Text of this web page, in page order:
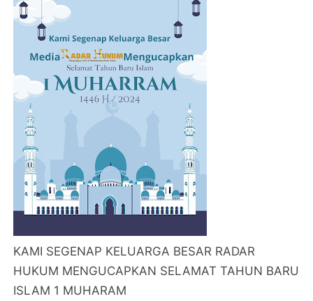
KAMI SEGENAP KELUARGA BESAR RADAR
HUKUM MENGUCAPKAN SELAMAT TAHUN BARU
ISLAM 1 MUHARAM